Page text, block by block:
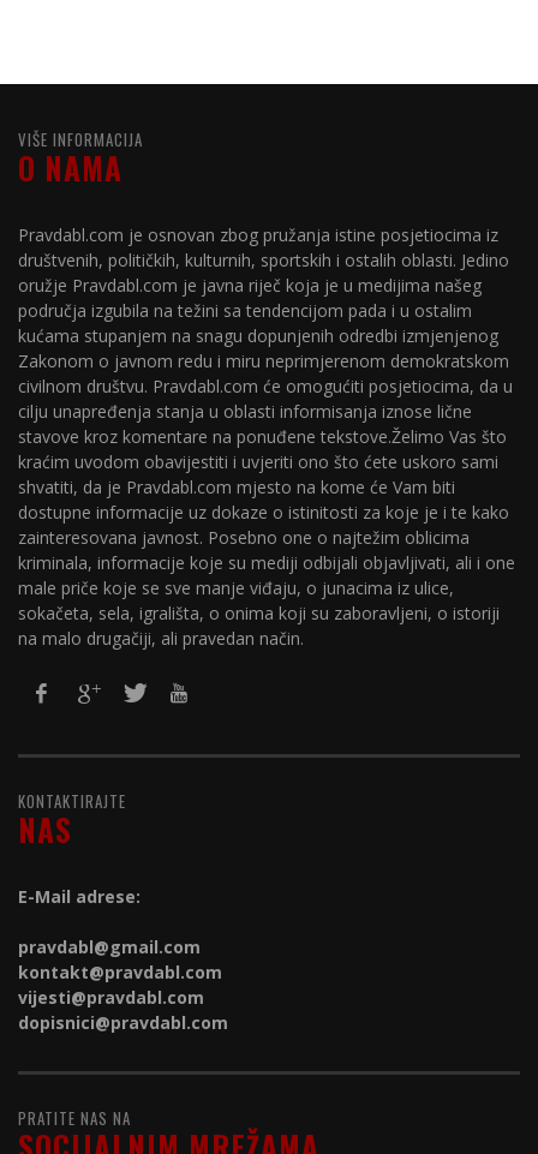
VIŠE INFORMACIJA
O NAMA
Pravdabl.com je osnovan zbog pružanja istine posjetiocima iz
društvenih, političkih, kulturnih, sportskih i ostalih oblasti. Jedino
oružje Pravdabl.com je javna riječ koja je u medijima našeg
područja izgubila na težini sa tendencijom pada i u ostalim
kućama stupanjem na snagu dopunjenih odredbi izmjenjenog
Zakonom o javnom redu i miru neprimjerenom demokratskom
civilnom društvu. Pravdabl.com će omogućiti posjetiocima, da u
cilju unapređenja stanja u oblasti informisanja iznose lične
stavove kroz komentare na ponuđene tekstove.Želimo Vas što
kraćim uvodom obavijestiti i uvjeriti ono što ćete uskoro sami
shvatiti, da je Pravdabl.com mjesto na kome će Vam biti
dostupne informacije uz dokaze o istinitosti za koje je i te kako
zainteresovana javnost. Posebno one o najtežim oblicima
kriminala, informacije koje su mediji odbijali objavljivati, ali i one
male priče koje se sve manje viđaju, o junacima iz ulice,
sokačeta, sela, igrališta, o onima koji su zaboravljeni, o istoriji
na malo drugačiji, ali pravedan način.
KONTAKTIRAJTE
NAS
E-Mail adrese:
pravdabl@gmail.com
kontakt@pravdabl.com
vijesti@pravdabl.com
dopisnici@pravdabl.com
PRATITE NAS NA